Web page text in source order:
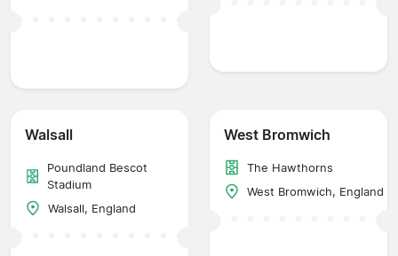
Walsall
Poundland Bescot
Stadium
Walsall, England
West Bromwich
The Hawthorns
West Bromwich, England